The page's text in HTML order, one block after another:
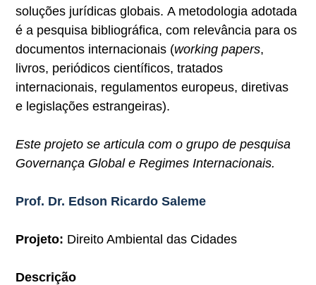
soluções jurídicas globais. A metodologia adotada
é a pesquisa bibliográfica, com relevância para os
documentos internacionais (working papers,
livros, periódicos científicos, tratados
internacionais, regulamentos europeus, diretivas
e legislações estrangeiras).
Este projeto se articula com o grupo de pesquisa
Governança Global e Regimes Internacionais.
Prof. Dr. Edson Ricardo Saleme
Projeto: Direito Ambiental das Cidades
Descrição